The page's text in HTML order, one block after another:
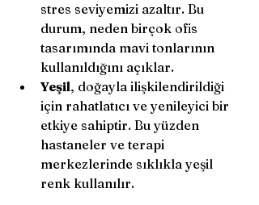
stres seviyemizi azaltır. Bu
durum, neden birçok ofis
tasarımında mavi tonlarının
kullanıldığını açıklar.
Yeşil, doğayla ilişkilendirildiği
için rahatlatıcı ve yenileyici bir
etkiye sahiptir. Bu yüzden
hastaneler ve terapi
merkezlerinde sıklıkla yeşil
renk kullanılır.